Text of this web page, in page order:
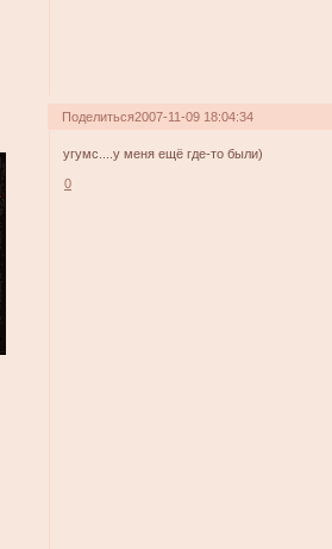
Поделиться2007-11-09 18:04:34
угумс....у меня ещё где-то были)
0